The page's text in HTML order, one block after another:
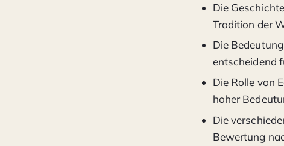
Die
Tradition der
Die
entscheidend
Die Rolle von
hoher
Die
Bewertung